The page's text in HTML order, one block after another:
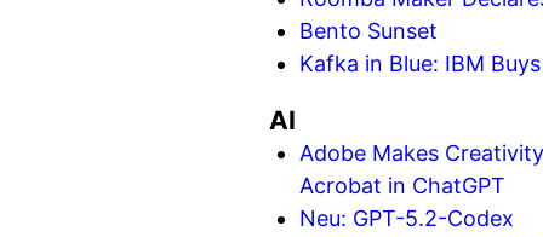
Bento Sunset
Kafka in Blue: IBM
AI
Adobe Makes
Acrobat in ChatGPT
Neu: GPT-5.2-Codex